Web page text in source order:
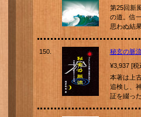
第25回新
の道。信
思わぬ結
150.
秘玄の脈
¥3,937 [
本著は上
追検し、
証を綴っ